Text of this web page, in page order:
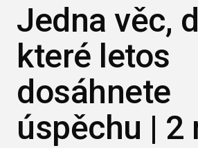
Jedna věc,
které letos
dosáhnete
úspěchu | 2